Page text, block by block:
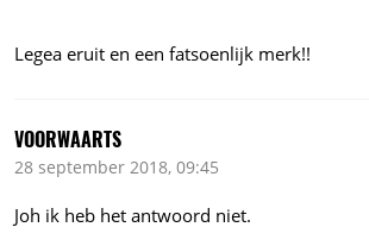
Legea eruit en een fatsoenlijk merk!!
VOORWAARTS
28 september 2018, 09:45
Joh ik heb het antwoord niet.